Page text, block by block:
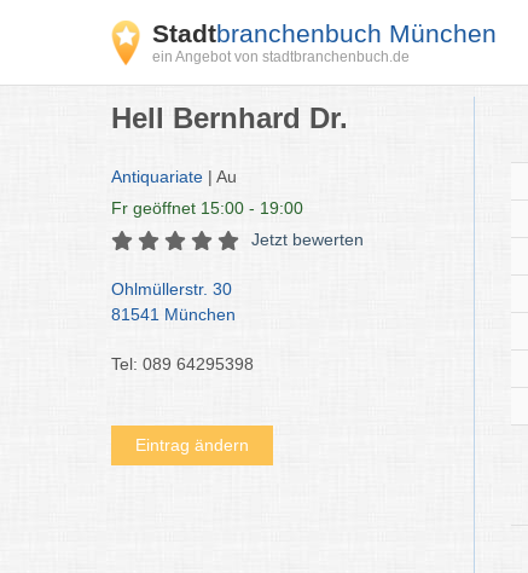
Stadtbranchenbuch München
ein Angebot von stadtbranchenbuch.de
Hell Bernhard Dr.
Antiquariate | Au
Fr geöffnet 15:00 - 19:00
Jetzt bewerten
Ohlmüllerstr. 30
81541 München
Tel: 089 64295398
Eintrag ändern